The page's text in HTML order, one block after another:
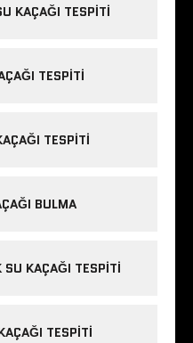
KAÇAĞI TESPITI
TESPITI
TESPITI
BULMA
SU KAÇAĞI TESPITI
TESPITI